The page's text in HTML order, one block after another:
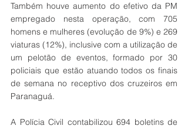
Também houve aumento do efetivo da PM
empregado nesta operação, com 705
homens e mulheres (evolução de 9%) e 269
viaturas (12%), inclusive com a utilização de
um pelotão de eventos, formado por 30
policiais que estão atuando todos os finais
de semana no receptivo dos cruzeiros em
Paranaguá.
A Polícia Civil contabilizou 694 boletins de